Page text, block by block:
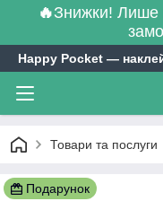
🔥Знижки! Лише
Happy Pocket ―
Товари та послуги
Подарунок